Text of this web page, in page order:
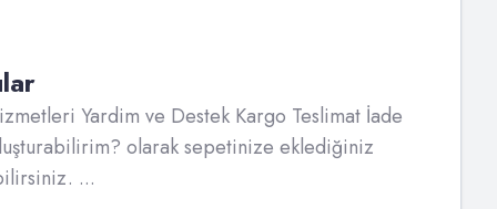
Yardim ve Destek Kargo Teslimat İade
olarak sepetinize eklediğiniz
...